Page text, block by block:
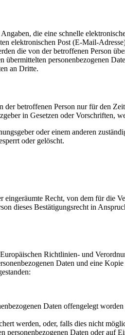
die eine schnelle
elektronischen Post (E-Mail-
die von der betroffenen Person
personenbezogenen
an Dritte.
betroffenen Person nur für den
in Gesetzen oder Vorschriften,
oder einem anderen
oder gelöscht.
Recht, von dem für die
dieses Bestätigungsrecht in
Richtlinien- und
Daten und eine
Daten offengelegt
werden, oder, falls dies nicht
personenbezogenen Daten oder auf